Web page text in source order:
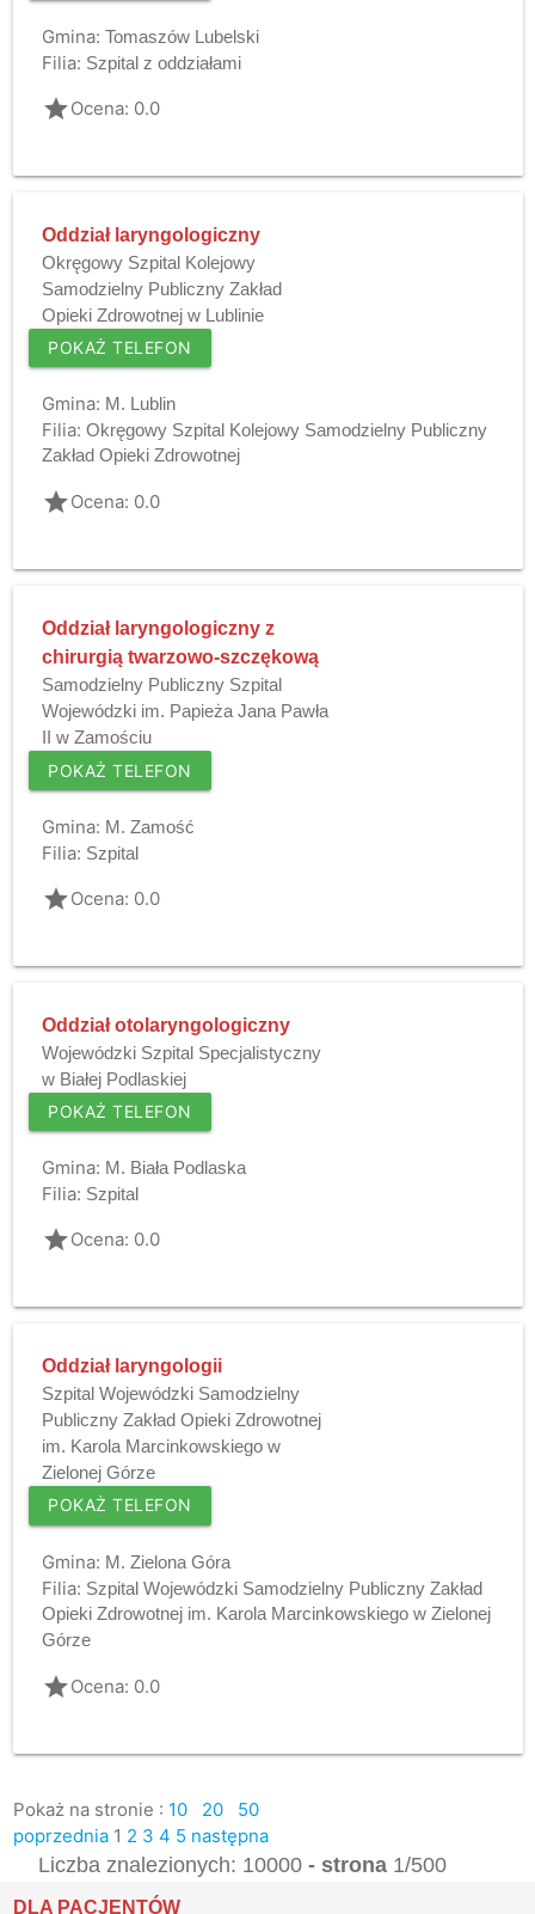
Gmina: Tomaszów Lubelski
Filia: Szpital z oddziałami
gradeOcena: 0.0
Oddział laryngologiczny
Okręgowy Szpital Kolejowy
Samodzielny Publiczny Zakład
Opieki Zdrowotnej w Lublinie
POKAŻ TELEFON
Gmina: M. Lublin
Filia: Okręgowy Szpital Kolejowy Samodzielny Publiczny
Zakład Opieki Zdrowotnej
gradeOcena: 0.0
Oddział laryngologiczny z
chirurgią twarzowo-szczękową
Samodzielny Publiczny Szpital
Wojewódzki im. Papieża Jana Pawła
II w Zamościu
POKAŻ TELEFON
Gmina: M. Zamość
Filia: Szpital
gradeOcena: 0.0
Oddział otolaryngologiczny
Wojewódzki Szpital Specjalistyczny
w Białej Podlaskiej
POKAŻ TELEFON
Gmina: M. Biała Podlaska
Filia: Szpital
gradeOcena: 0.0
Oddział laryngologii
Szpital Wojewódzki Samodzielny
Publiczny Zakład Opieki Zdrowotnej
im. Karola Marcinkowskiego w
Zielonej Górze
POKAŻ TELEFON
Gmina: M. Zielona Góra
Filia: Szpital Wojewódzki Samodzielny Publiczny Zakład
Opieki Zdrowotnej im. Karola Marcinkowskiego w Zielonej
Górze
gradeOcena: 0.0
Pokaż na stronie : 10 20
50
poprzednia 1 2 3 4 5 następna
Liczba znalezionych: 10000- strona 1/500
DLA PACJENTÓW